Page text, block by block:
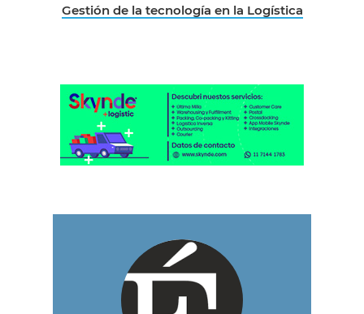
Gestión de la tecnología en la Logística